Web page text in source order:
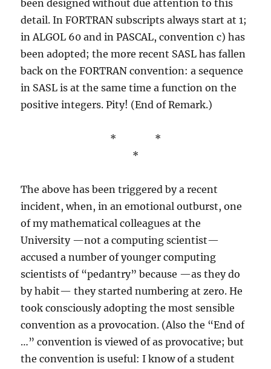
been designed without due attention to this
detail. In FORTRAN subscripts always start at 1;
in ALGOL 60 and in PASCAL, convention c) has
been adopted; the more recent SASL has fallen
back on the FORTRAN convention: a sequence
in SASL is at the same time a function on the
positive integers. Pity! (End of Remark.)
* *
*
The above has been triggered by a recent
incident, when, in an emotional outburst, one
of my mathematical colleagues at the
University —not a computing scientist—
accused a number of younger computing
scientists of “pedantry” because —as they do
by habit— they started numbering at zero. He
took consciously adopting the most sensible
convention as a provocation. (Also the “End of
…” convention is viewed of as provocative; but
the convention is useful: I know of a student